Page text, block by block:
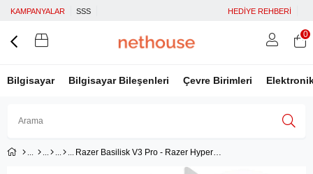
KAMPANYALAR SSS HEDİYE REHBERİ
Bilgisayar Bilgisayar Bileşenleri Çevre Birimleri
Facebook İle Bağlan
0
Razer Basilisk V3 Pro - Razer HyperScroll Tilt Wheel Focus Pro 30K Optik Sensör Kablosuz RGB Mouse